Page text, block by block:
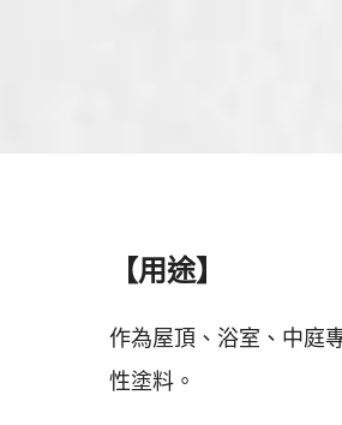
【用途】
作為屋頂、浴室、中庭
性塗料。